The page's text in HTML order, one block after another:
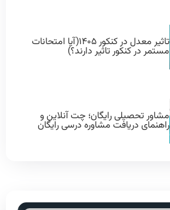
تاثیر معدل در کنکور ۱۴۰۵(آیا امتحانات
مستمر در کنکور تاثیر دارند؟)
مشاور تحصیلی رایگان؛ چت آنلاین و
راهنمای دریافت مشاوره درسی رایگان